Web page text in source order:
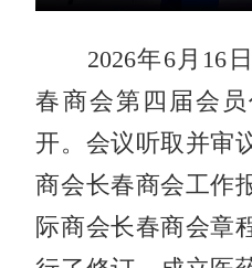
2026年6月16日
春商会第四届会
开。会议听取并审
商会长春商会工作
际商会长春商会章